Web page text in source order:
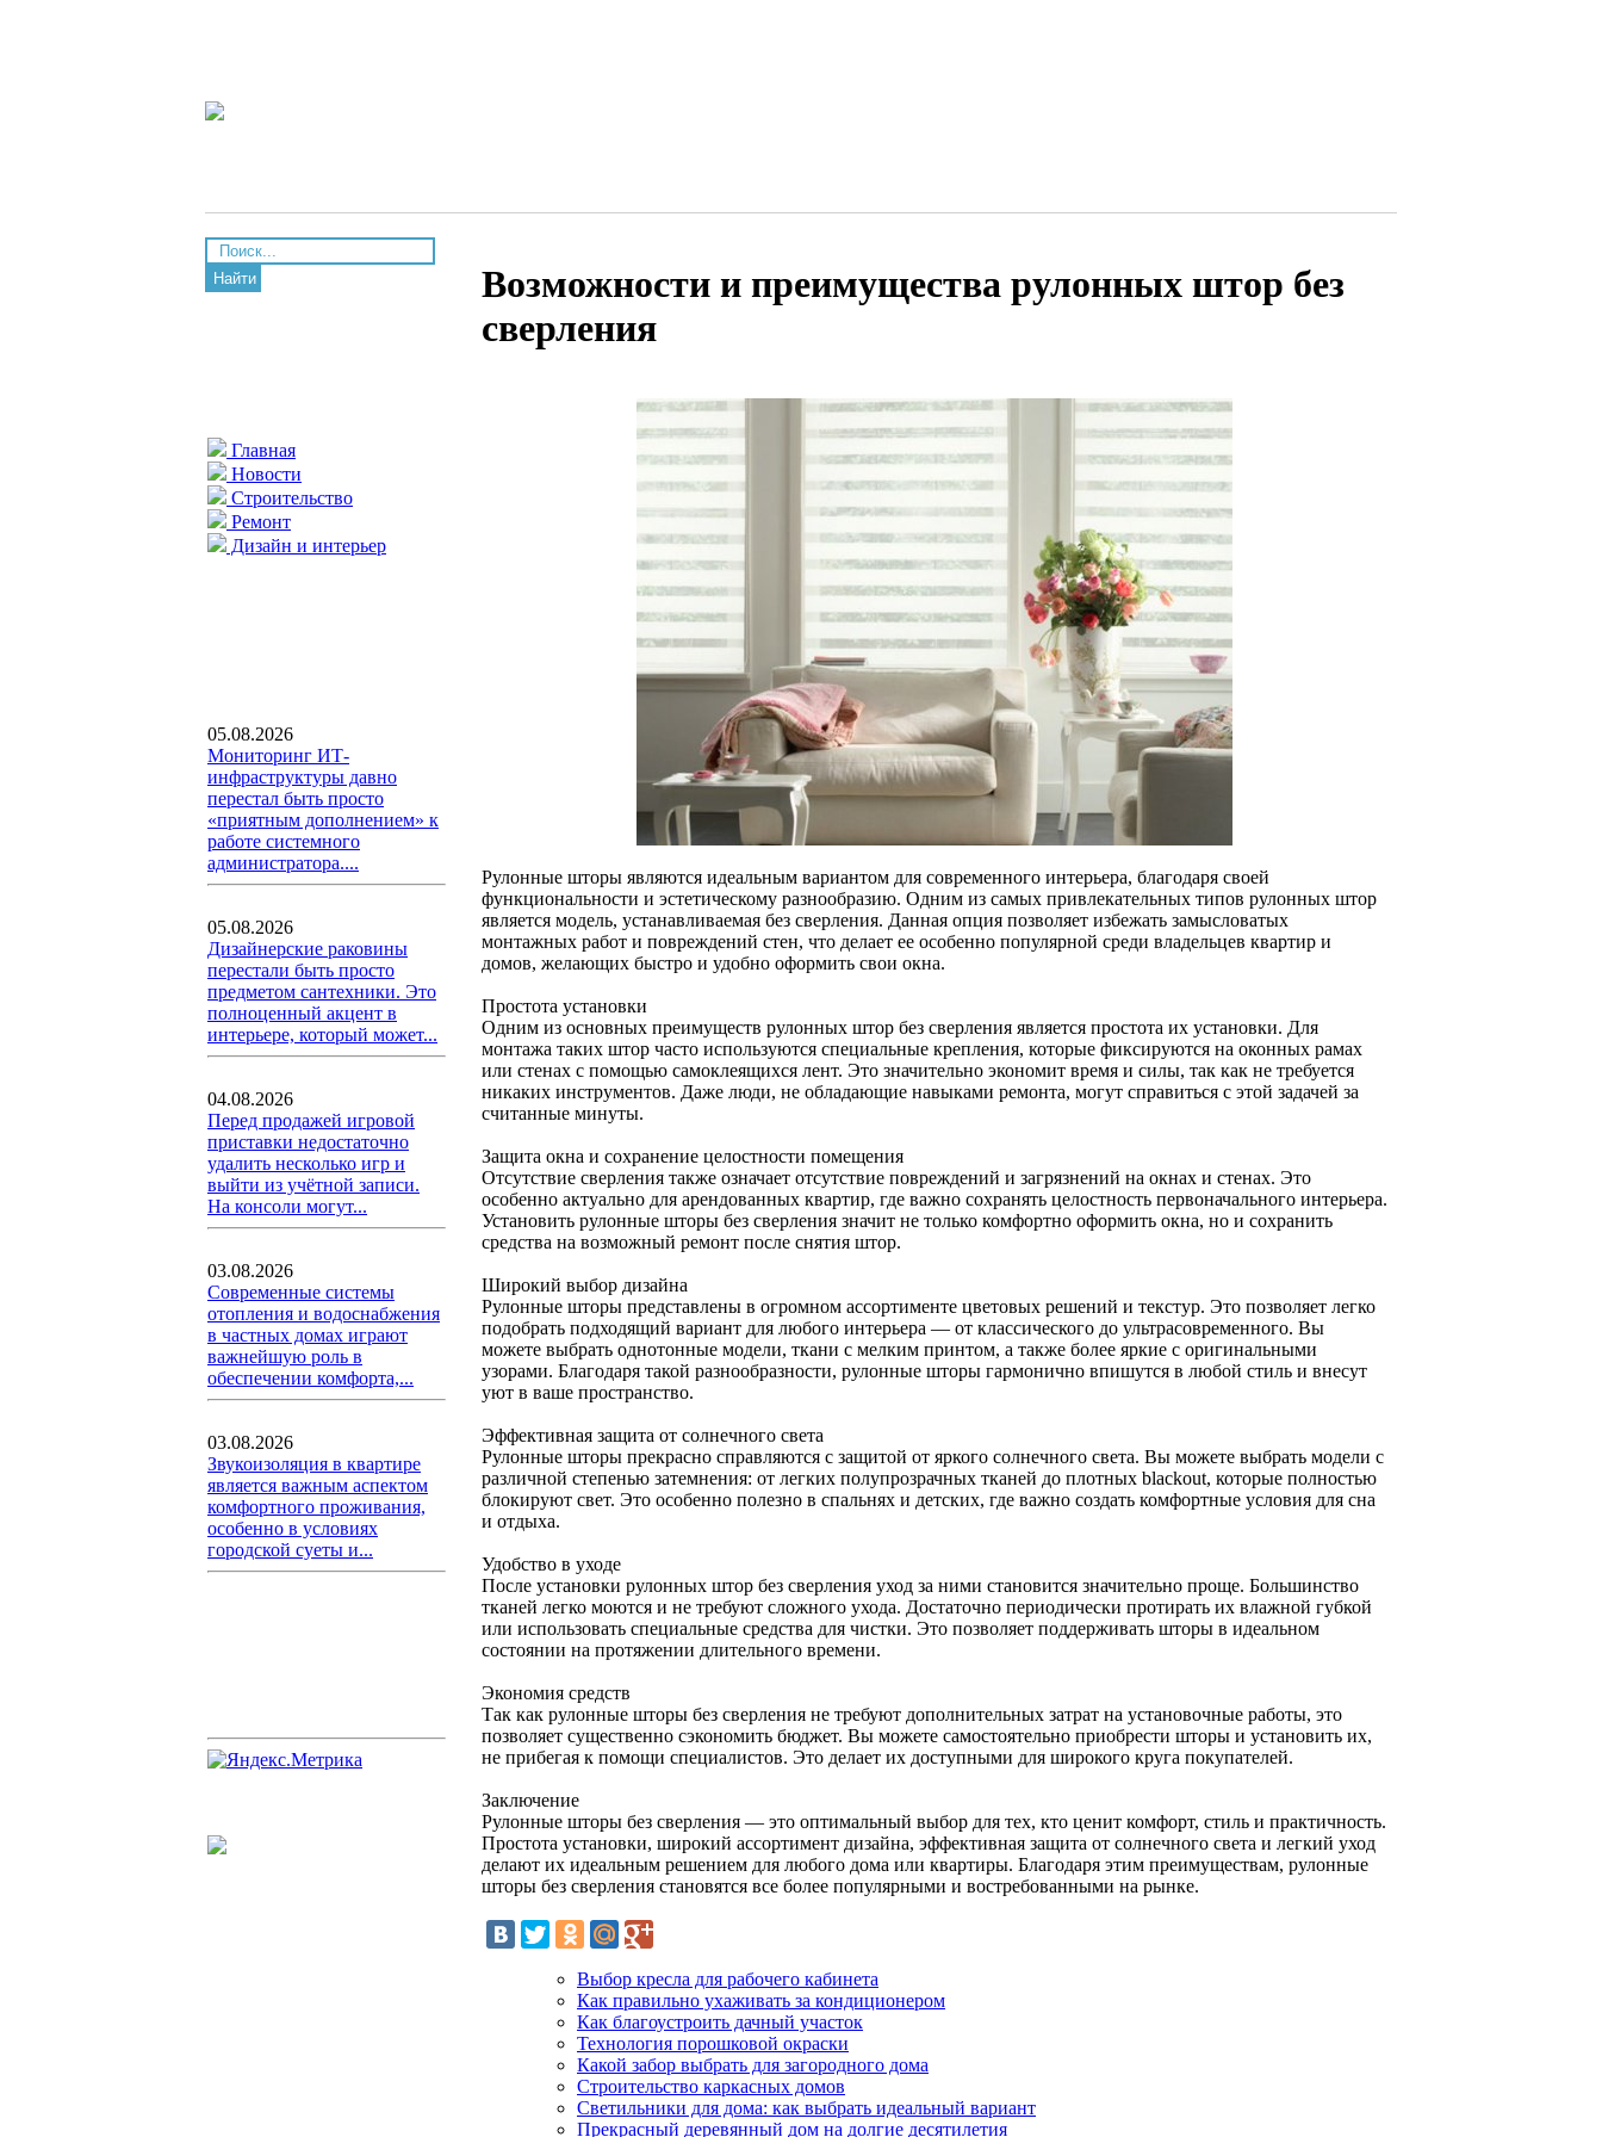
Найти
Главная
Новости
Строительство
Ремонт
Дизайн и интерьер
05.08.2026
Мониторинг ИТ-
инфраструктуры давно
перестал быть просто
«приятным дополнением» к
работе системного
администратора....
05.08.2026
Дизайнерские раковины
перестали быть просто
предметом сантехники. Это
полноценный акцент в
интерьере, который может...
04.08.2026
Перед продажей игровой
приставки недостаточно
удалить несколько игр и
выйти из учётной записи.
На консоли могут...
03.08.2026
Современные системы
отопления и водоснабжения
в частных домах играют
важнейшую роль в
обеспечении комфорта,...
03.08.2026
Звукоизоляция в квартире
является важным аспектом
комфортного проживания,
особенно в условиях
городской суеты и...
Возможности и преимущества рулонных штор без
сверления
Рулонные шторы являются идеальным вариантом для современного интерьера, благодаря своей
функциональности и эстетическому разнообразию. Одним из самых привлекательных типов рулонных штор
является модель, устанавливаемая без сверления. Данная опция позволяет избежать замысловатых
монтажных работ и повреждений стен, что делает ее особенно популярной среди владельцев квартир и
домов, желающих быстро и удобно оформить свои окна.
Простота установки
Одним из основных преимуществ рулонных штор без сверления является простота их установки. Для
монтажа таких штор часто используются специальные крепления, которые фиксируются на оконных рамах
или стенах с помощью самоклеящихся лент. Это значительно экономит время и силы, так как не требуется
никаких инструментов. Даже люди, не обладающие навыками ремонта, могут справиться с этой задачей за
считанные минуты.
Защита окна и сохранение целостности помещения
Отсутствие сверления также означает отсутствие повреждений и загрязнений на окнах и стенах. Это
особенно актуально для арендованных квартир, где важно сохранять целостность первоначального интерьера.
Установить рулонные шторы без сверления значит не только комфортно оформить окна, но и сохранить
средства на возможный ремонт после снятия штор.
Широкий выбор дизайна
Рулонные шторы представлены в огромном ассортименте цветовых решений и текстур. Это позволяет легко
подобрать подходящий вариант для любого интерьера — от классического до ультрасовременного. Вы
можете выбрать однотонные модели, ткани с мелким принтом, а также более яркие с оригинальными
узорами. Благодаря такой разнообразности, рулонные шторы гармонично впишутся в любой стиль и внесут
уют в ваше пространство.
Эффективная защита от солнечного света
Рулонные шторы прекрасно справляются с защитой от яркого солнечного света. Вы можете выбрать модели с
различной степенью затемнения: от легких полупрозрачных тканей до плотных blackout, которые полностью
блокируют свет. Это особенно полезно в спальнях и детских, где важно создать комфортные условия для сна
и отдыха.
Удобство в уходе
После установки рулонных штор без сверления уход за ними становится значительно проще. Большинство
тканей легко моются и не требуют сложного ухода. Достаточно периодически протирать их влажной губкой
или использовать специальные средства для чистки. Это позволяет поддерживать шторы в идеальном
состоянии на протяжении длительного времени.
Экономия средств
Так как рулонные шторы без сверления не требуют дополнительных затрат на установочные работы, это
позволяет существенно сэкономить бюджет. Вы можете самостоятельно приобрести шторы и установить их,
не прибегая к помощи специалистов. Это делает их доступными для широкого круга покупателей.
Заключение
Рулонные шторы без сверления — это оптимальный выбор для тех, кто ценит комфорт, стиль и практичность.
Простота установки, широкий ассортимент дизайна, эффективная защита от солнечного света и легкий уход
делают их идеальным решением для любого дома или квартиры. Благодаря этим преимуществам, рулонные
шторы без сверления становятся все более популярными и востребованными на рынке.
Выбор кресла для рабочего кабинета
Как правильно ухаживать за кондиционером
Как благоустроить дачный участок
Технология порошковой окраски
Какой забор выбрать для загородного дома
Строительство каркасных домов
Светильники для дома: как выбрать идеальный вариант
Прекрасный деревянный дом на долгие десятилетия